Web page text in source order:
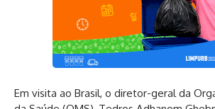
Em visita ao Brasil, o diretor-geral da